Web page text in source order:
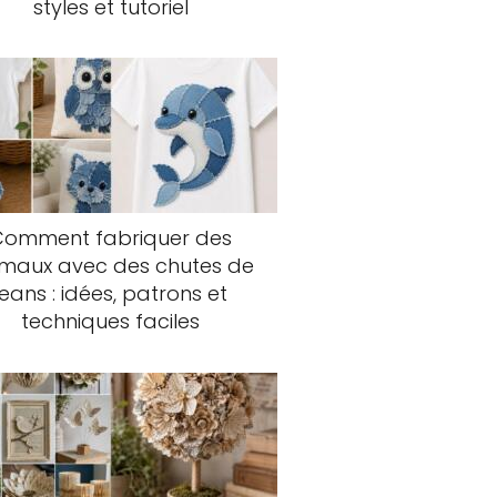
styles et tutoriel
fabriquer des
avec des chutes de
: idées, patrons et
techniques faciles